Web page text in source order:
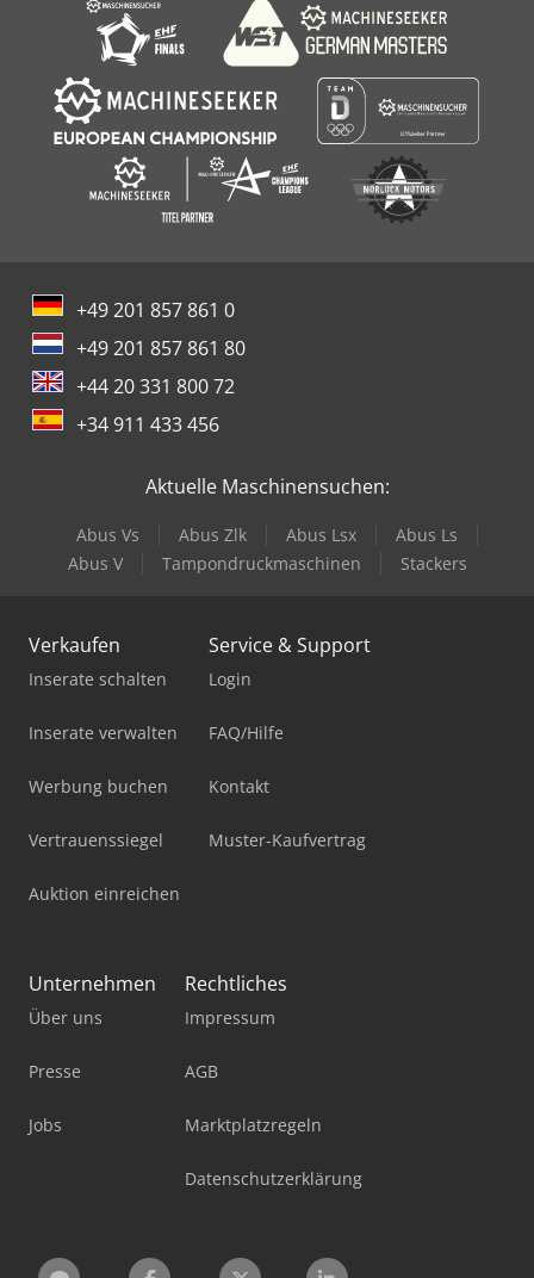
+49 201 857 861 0
+49 201 857 861 80
+44 20 331 800 72
+34 911 433 456
Aktuelle Maschinensuchen:
Abus Vs Abus Zlk Abus Lsx
Abus Ls
Abus V
Tampondruckmaschinen Stackers
Verkaufen
Inserate schalten
Inserate verwalten
Werbung buchen
Vertrauenssiegel
Auktion einreichen
Service & Support
Login
FAQ/Hilfe
Kontakt
Muster-Kaufvertrag
Unternehmen
Über uns
Presse
Jobs
Rechtliches
Impressum
AGB
Marktplatzregeln
Datenschutzerklärung